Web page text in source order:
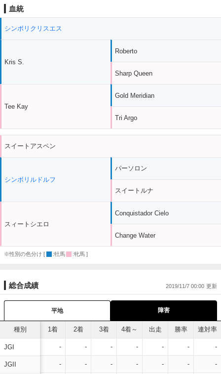
血統
シンボリクリスエス
Kris S.
Tee Kay
Roberto
Sharp Queen
Gold Meridian
Tri Argo
スイートアスペン
シンボリルドルフ
スィートシエロ
パーソロン
スイートルナ
Conquistador Cielo
Change Water
※性別の色分け [ :牡馬 :牝馬 ]
総合成績 2019/11/7 00:00
平地 障害
種別
JGI
JGII
1着 2着 3着 4着～ 出走 勝率 連対率
- - - - - - -
- - - - - - -